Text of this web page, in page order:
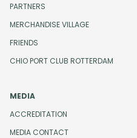
PARTNERS
MERCHANDISE VILLAGE
FRIENDS
CHIO PORT CLUB ROTTERDAM
MEDIA
ACCREDITATION
MEDIA CONTACT